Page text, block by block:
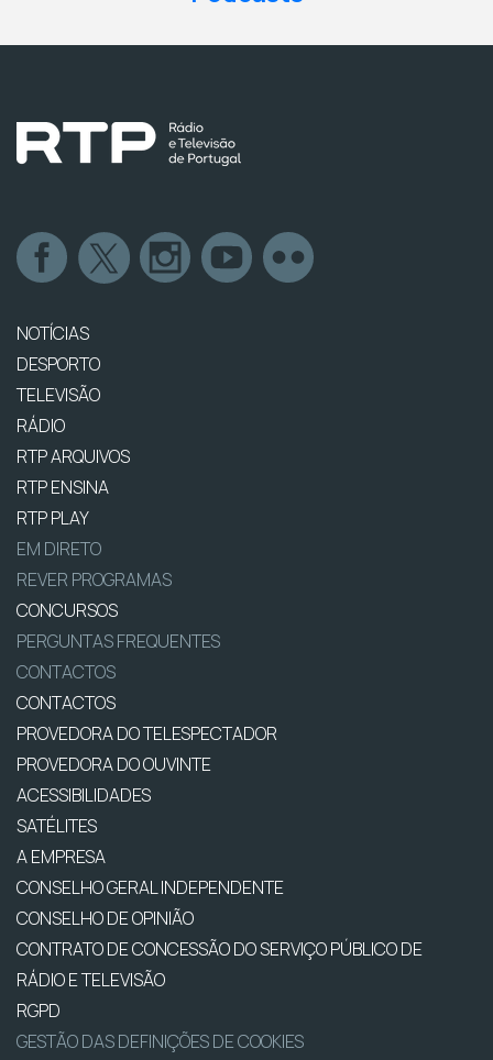
NOTÍCIAS
DESPORTO
TELEVISÃO
RÁDIO
RTP ARQUIVOS
RTP ENSINA
RTP PLAY
EM DIRETO
REVER PROGRAMAS
CONCURSOS
PERGUNTAS FREQUENTES
CONTACTOS
CONTACTOS
PROVEDORA DO TELESPECTADOR
PROVEDORA DO OUVINTE
ACESSIBILIDADES
SATÉLITES
A EMPRESA
CONSELHO GERAL INDEPENDENTE
CONSELHO DE OPINIÃO
CONTRATO DE CONCESSÃO DO SERVIÇO PÚBLICO DE
RÁDIO E TELEVISÃO
RGPD
GESTÃO DAS DEFINIÇÕES DE COOKIES